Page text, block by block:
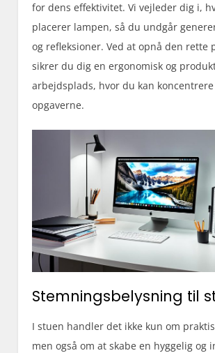
for dens effektivitet. Vi vejleder dig i,
placerer lampen, så du undgår
og refleksioner. Ved at opnå den rette
sikrer du dig en ergonomisk og
arbejdsplads, hvor du kan
opgaverne.
Stemningsbelysning til
I stuen handler det ikke kun om
men også om at skabe en hyggelig og